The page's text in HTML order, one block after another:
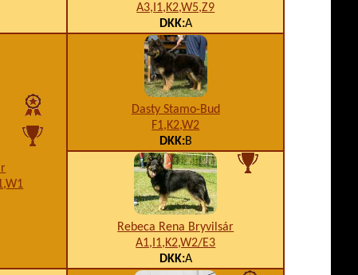
A3,I1,K2,W5,Z9
DKK:A
Dasty Stamo-Bud
F1,K2,W2
DKK:B
Rebeca Rena Bryvilsár
A1,I1,K2,W2/E3
DKK:A